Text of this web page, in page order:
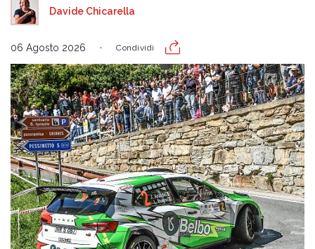
Davide Chicarella
06 Agosto 2026 Condividi